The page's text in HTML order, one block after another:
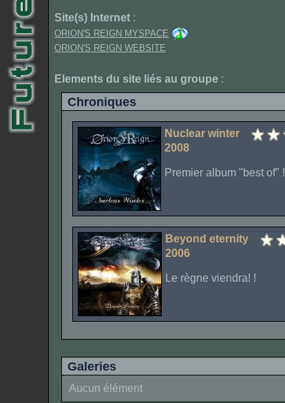
Site(s) Internet :
ORION'S REIGN MYSPACE
ORION'S REIGN WEBSITE
Elements du site liés au groupe :
Chroniques
Nuclear winter
2008
Premier album "best of" !
Beyond eternity
2006
Le règne viendra! !
Galeries
Aucun élément